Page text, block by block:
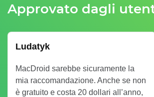
Approvato dagli
Ludatyk
MacDroid sarebbe sicuramente la
mia raccomandazione. Anche se non
è gratuito e costa 20 dollari all’anno,